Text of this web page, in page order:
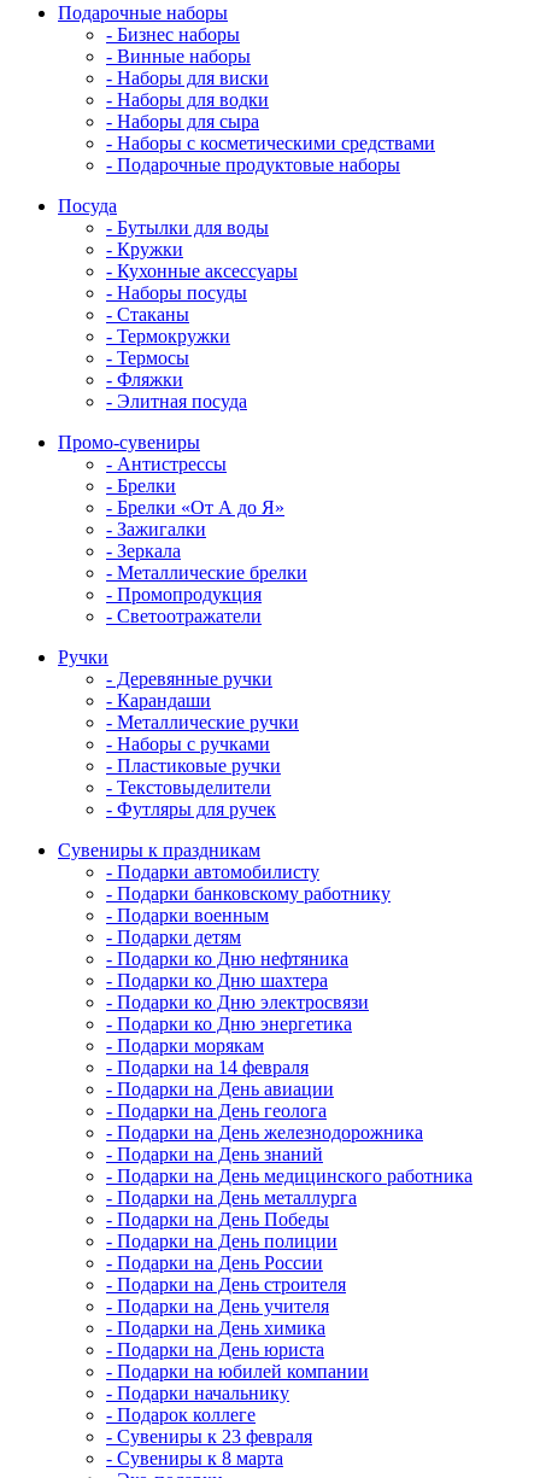
Подарочные наборы
- Бизнес наборы
- Винные наборы
- Наборы для виски
- Наборы для водки
- Наборы для сыра
- Наборы с косметическими средствами
- Подарочные продуктовые наборы
Посуда
- Бутылки для воды
- Кружки
- Кухонные аксессуары
- Наборы посуды
- Стаканы
- Термокружки
- Термосы
- Фляжки
- Элитная посуда
Промо-сувениры
- Антистрессы
- Брелки
- Брелки «От А до Я»
- Зажигалки
- Зеркала
- Металлические брелки
- Промопродукция
- Светоотражатели
Ручки
- Деревянные ручки
- Карандаши
- Металлические ручки
- Наборы с ручками
- Пластиковые ручки
- Текстовыделители
- Футляры для ручек
Сувениры к праздникам
- Подарки автомобилисту
- Подарки банковскому работнику
- Подарки военным
- Подарки детям
- Подарки ко Дню нефтяника
- Подарки ко Дню шахтера
- Подарки ко Дню электросвязи
- Подарки ко Дню энергетика
- Подарки морякам
- Подарки на 14 февраля
- Подарки на День авиации
- Подарки на День геолога
- Подарки на День железнодорожника
- Подарки на День знаний
- Подарки на День медицинского работника
- Подарки на День металлурга
- Подарки на День Победы
- Подарки на День полиции
- Подарки на День России
- Подарки на День строителя
- Подарки на День учителя
- Подарки на День химика
- Подарки на День юриста
- Подарки на юбилей компании
- Подарки начальнику
- Подарок коллеге
- Сувениры к 23 февраля
- Сувениры к 8 марта